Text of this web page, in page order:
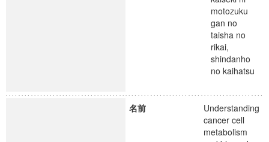
motozuku
gan no
taisha no
rikai,
shindanho
no kaihatsu
名前
Understanding
cancer cell
metabolism